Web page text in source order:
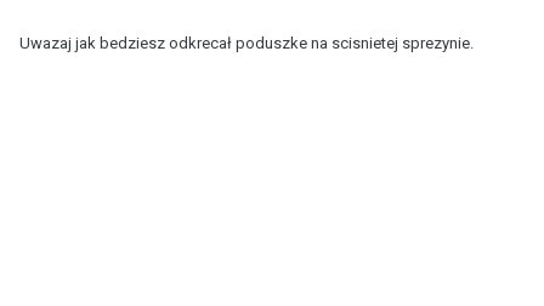
Uwazaj jak bedziesz odkrecał poduszke na scisnietej sprezynie.